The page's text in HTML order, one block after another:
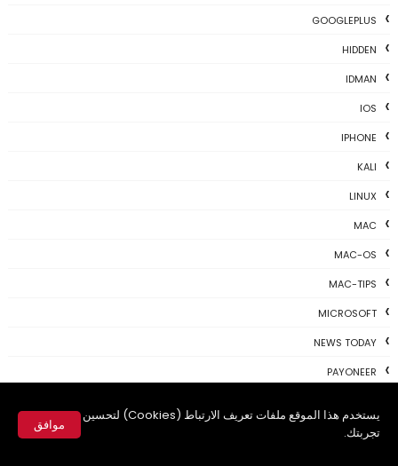
يستخدم هذا الموقع ملفات تعريف الارتباط (Cookies) لتحسين
تجربتك.
موافق
GOOGLEPLUS
HIDDEN
IDMAN
IOS
IPHONE
KALI
LINUX
MAC
MAC-OS
MAC-TIPS
MICROSOFT
NEWS TODAY
PAYONEER
PROGRAMING